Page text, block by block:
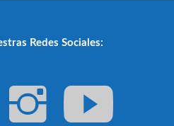
Redes Sociales: